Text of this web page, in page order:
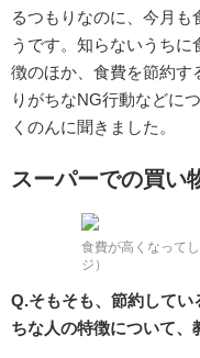
るつもりなのに、今月も
うです。知らないうち
徴のほか、食費を節約す
りがちなNG行動などに
くのんに聞きました。
スーパーでの買い
食費が高くなって
ジ）
Q.そもそも、節約して
ちな人の特徴について、